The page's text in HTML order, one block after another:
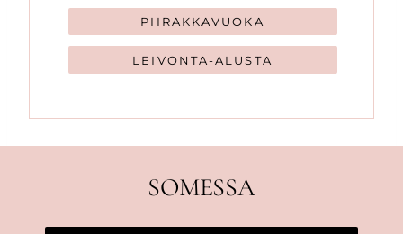
PIIRAKKAVUOKA
LEIVONTA-ALUSTA
SOMESSA